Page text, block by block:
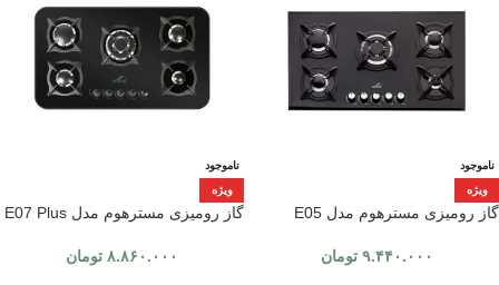
ناموجود
ویژه
گاز رومیزی مسترهوم مدل E05
۹.۴۴۰.۰۰۰ تومان
ناموجود
ویژه
گاز رومیزی مسترهوم مدل E07 Plus
۸.۸۶۰.۰۰۰ تومان